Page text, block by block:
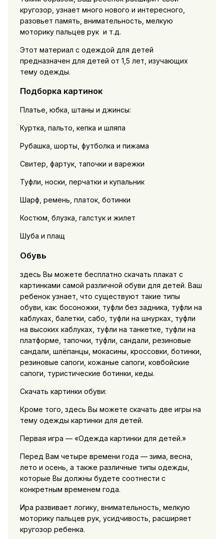
кругозор, узнает много нового и интересного,
разовьет память, внимательность, мелкую
моторику пальцев рук и т.д.
Этот материал с одеждой для детей
предназначен для детей от 1,5 лет, изучающих
тему одежды.
Подборка картинок
Платье, юбка, штаны и джинсы:
Куртка, пальто, кепка и шляпа
Рубашка, шорты, футболка и пижама
Свитер, фартук, тапочки и варежки
Туфли, носки, перчатки и купальник
Шарф, ремень, платок, ботинки
Костюм, блузка, галстук и жилет
Шуба и плащ
Обувь
здесь Вы можете бесплатно скачать плакат с
картинками самой различной обуви для детей. Ваш
ребенок узнает, что существуют такие типы
обуви, как: босоножки, туфли без задника, туфли на
каблуках, балетки, сабо, туфли на шнурках, туфли
на высоких каблуках, туфли на танкетке, туфли на
платформе, тапочки, туфли, сандали, резиновые
сандали, шлёпанцы, мокасины, кроссовки, ботинки,
резиновые сапоги, кожаные сапоги, ковбойские
сапоги, туристические ботинки, кеды.
Скачать картинки обуви:
Кроме того, здесь Вы можете скачать две игры на
тему одежды картинки для детей.
Первая игра — «Одежда картинки для детей.»
Перед Вам четыре времени года — зима, весна,
лето и осень, а также различные типы одежды,
которые Вы должны будете соотнести с
конкретным временем года.
Ира развивает логику, внимательность, мелкую
моторику пальцев рук, усидчивость, расширяет
кругозор ребенка.